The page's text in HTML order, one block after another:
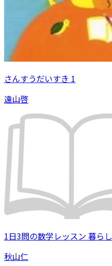
さんすうだいすき 1
遠山啓
1日3問の数学レッスン 暮ら
秋山仁